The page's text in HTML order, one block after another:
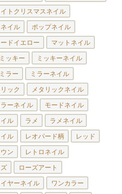
トクリスマスネイル
イル ポップネイル
ドイエロー マットネイル
ミッキー ミッキーネイル
ミラー ミラーネイル
ック メタリックネイル
ーネイル モードネイル
ル ラメ ラメネイル
ル レオパード柄 レッド
ン レトロネイル
ローズアート
ヤーネイル ワンカラー